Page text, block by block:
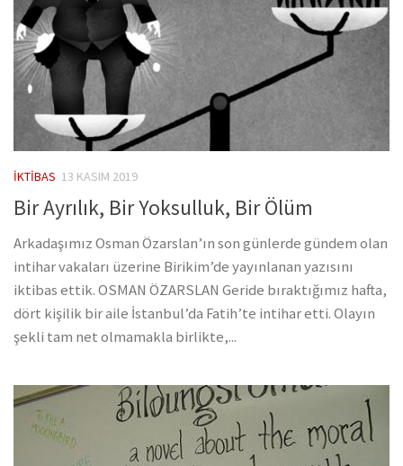
İKTIBAS 13 KASIM 2019
Bir Ayrılık, Bir Yoksulluk, Bir Ölüm
Arkadaşımız Osman Özarslan’ın son günlerde gündem olan
intihar vakaları üzerine Birikim’de yayınlanan yazısını
iktibas ettik. OSMAN ÖZARSLAN Geride bıraktığımız hafta,
dört kişilik bir aile İstanbul’da Fatih’te intihar etti. Olayın
şekli tam net olmamakla birlikte,...